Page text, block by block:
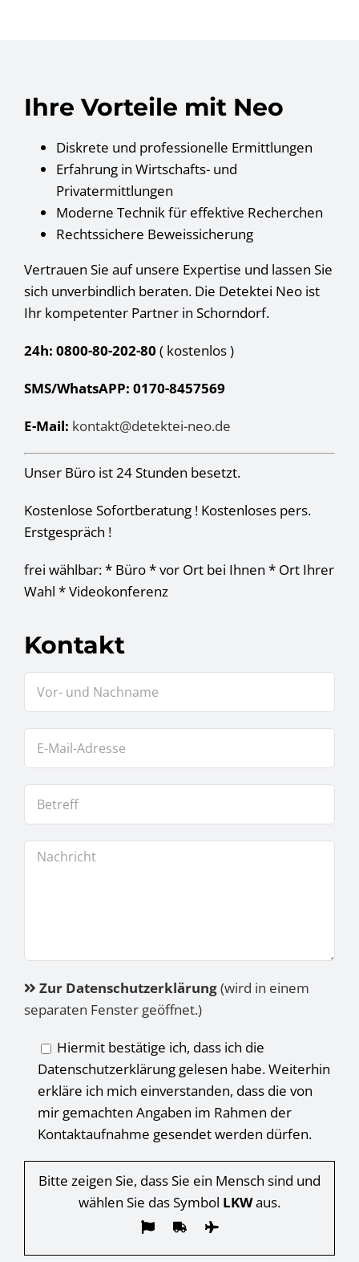
Ihre Vorteile mit Neo
Diskrete und professionelle Ermittlungen
Erfahrung in Wirtschafts- und
Privatermittlungen
Moderne Technik für effektive Recherchen
Rechtssichere Beweissicherung
Vertrauen Sie auf unsere Expertise und lassen Sie
sich unverbindlich beraten. Die Detektei Neo ist
Ihr kompetenter Partner in Schorndorf.
24h: 0800-80-202-80 ( kostenlos)
SMS/WhatsAPP: 0170-8457569
E-Mail: kontakt@detektei-neo.de
Unser Büro ist 24 Stunden besetzt.
Kostenlose Sofortberatung ! Kostenloses pers.
Erstgespräch !
frei wählbar: * Büro * vor Ort bei Ihnen * Ort Ihrer
Wahl * Videokonferenz
Kontakt
Zur Datenschutzerklärung(wird in einem
separaten Fenster geöffnet.)
Hiermit bestätige ich, dass ich die
Datenschutzerklärung gelesen habe. Weiterhin
erkläre ich mich einverstanden, dass die von
mir gemachten Angaben im Rahmen der
Kontaktaufnahme gesendet werden dürfen.
Bitte zeigen Sie, dass Sie ein Mensch sind und
wählen Sie das Symbol LKWaus.